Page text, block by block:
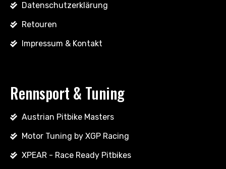
Datenschutzerklärung
Retouren
Impressum & Kontakt
Rennsport & Tuning
Austrian Pitbike Masters
Motor Tuning by XGP Racing
XPEAR - Race Ready Pitbikes